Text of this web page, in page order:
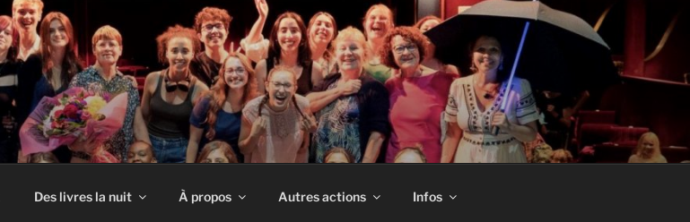
Des livres la nuit À propos Autres actions Infos